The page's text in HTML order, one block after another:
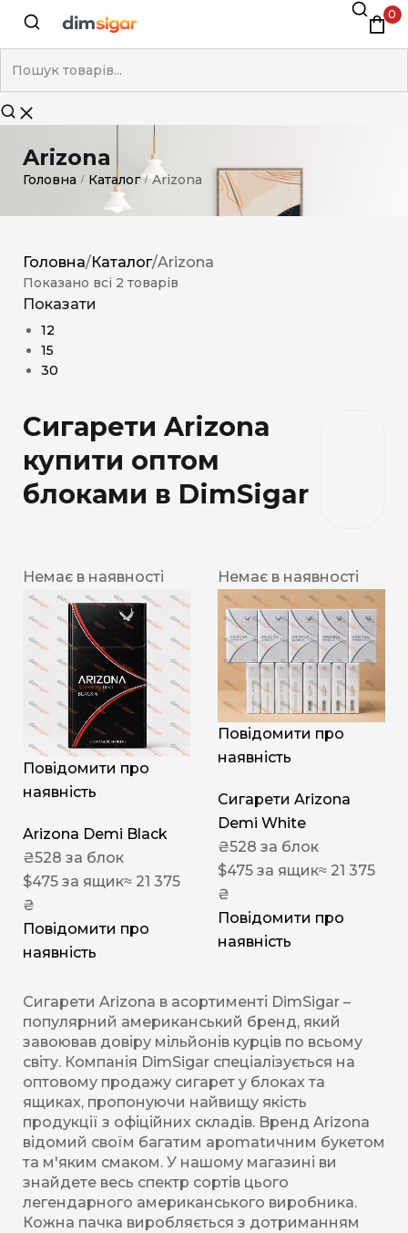
0
Arizona
Головна / Каталог / Arizona
Головна/Каталог/Arizona
Показано всі 2 товарів
Показати
12
15
30
Сигарети Arizona
купити оптом
блоками в DimSigar
Немає в наявності
Повідомити про
наявність
Arizona Demi Black
₴528 за блок
$475 за ящик≈ 21 375
₴
Повідомити про
наявність
Немає в наявності
Повідомити про
наявність
Сигарети Arizona
Demi White
₴528 за блок
$475 за ящик≈ 21 375
₴
Повідомити про
наявність
Сигарети Arizona в асортименті DimSigar –
популярний американський бренд, який
завоював довіру мільйонів курців по всьому
світу. Компанія DimSigar спеціалізується на
оптовому продажу сигарет у блоках та
ящиках, пропонуючи найвищу якість
продукції з офіційних складів. Bренд Arizona
відомий своїм багатим арomatичним букетом
та м'яким смаком. У нашому магазині ви
знайдете весь спектр сортів цього
легендарного американського виробника.
Кожна пачка виробляється з дотриманням